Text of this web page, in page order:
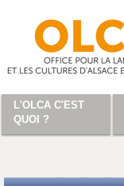
L'OLCA C'EST
QUOI ?